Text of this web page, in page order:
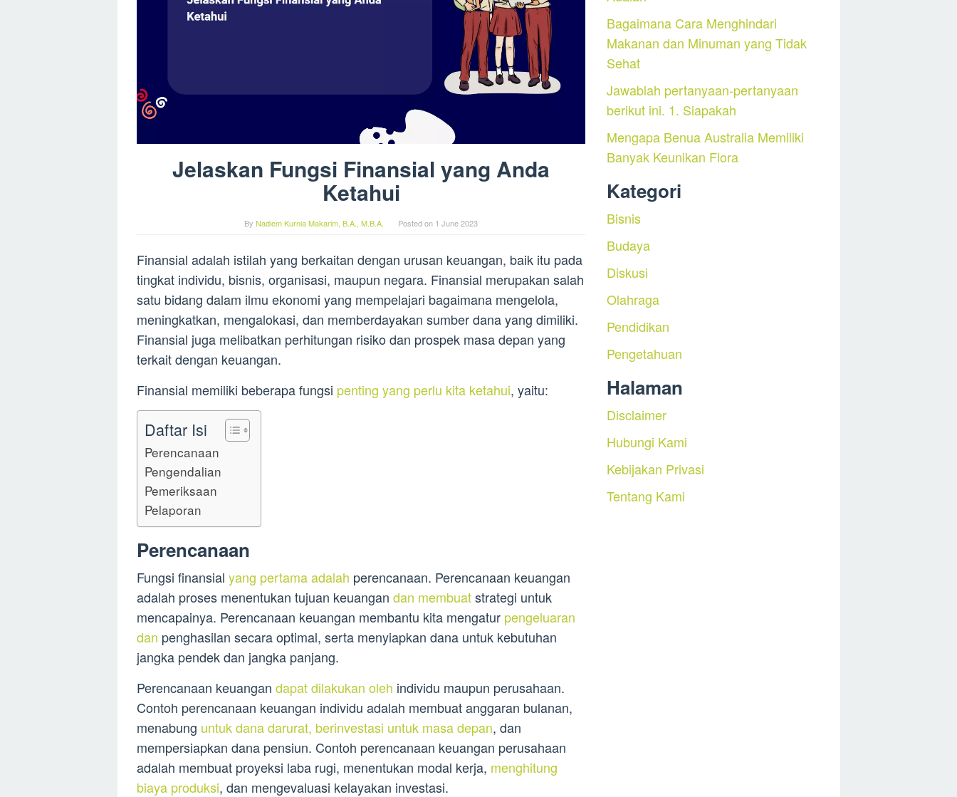
Jelaskan Fungsi Finansial yang Anda
Ketahui
By Nadiem Kurnia Makarim, B.A., M.B.A. Posted on 1 June 2023
Finansial adalah istilah yang berkaitan dengan urusan keuangan, baik itu pada
tingkat individu, bisnis, organisasi, maupun negara. Finansial merupakan salah
satu bidang dalam ilmu ekonomi yang mempelajari bagaimana mengelola,
meningkatkan, mengalokasi, dan memberdayakan sumber dana yang dimiliki.
Finansial juga melibatkan perhitungan risiko dan prospek masa depan yang
terkait dengan keuangan.
Finansial memiliki beberapa fungsi penting yang perlu kita ketahui, yaitu:
Daftar Isi
Perencanaan
Pengendalian
Pemeriksaan
Pelaporan
Perencanaan
Fungsi finansial yang pertama adalah perencanaan. Perencanaan keuangan
adalah proses menentukan tujuan keuangan dan membuatstrategi untuk
mencapainya. Perencanaan keuangan membantu kita mengatur pengeluaran
dan penghasilan secara optimal, serta menyiapkan dana untuk kebutuhan
jangka pendek dan jangka panjang.
Perencanaan keuangan dapat dilakukan oleh individu maupun perusahaan.
Contoh perencanaan keuangan individu adalah membuat anggaran bulanan,
menabung untuk dana darurat, berinvestasi untuk masa depan, dan
mempersiapkan dana pensiun. Contoh perencanaan keuangan perusahaan
adalah membuat proyeksi laba rugi, menentukan modal kerja, menghitung
biaya produksi, dan mengevaluasi kelayakan investasi.
Bagaimana Cara Menghindari
Makanan dan Minuman yang Tidak
Sehat
Jawablah pertanyaan-pertanyaan
berikut ini. 1. Siapakah
Mengapa Benua Australia Memiliki
Banyak Keunikan Flora
Kategori
Bisnis
Budaya
Diskusi
Olahraga
Pendidikan
Pengetahuan
Halaman
Disclaimer
Hubungi Kami
Kebijakan Privasi
Tentang Kami